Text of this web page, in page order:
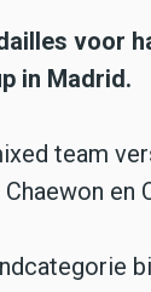
voor
in Madrid.
team